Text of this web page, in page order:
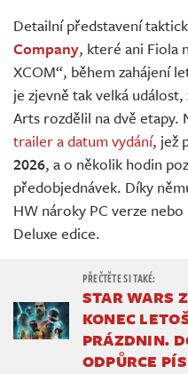
Živě
Detailní představení
Company, které ani Fiola
XCOM“, během zahájení
je zjevně tak velká
Arts rozdělil na dvě etapy.
trailer a datum vydání, jež
2026, a o několik hodin
předobjednávek. Díky
HW nároky PC verze
Deluxe edice.
STAR WARS
KONEC
PRÁZDNIN.
ODPŮRCE